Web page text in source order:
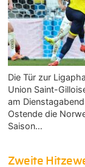
Die Tür zur
Union Saint-
am
Ostende die
Saison…
Zweite